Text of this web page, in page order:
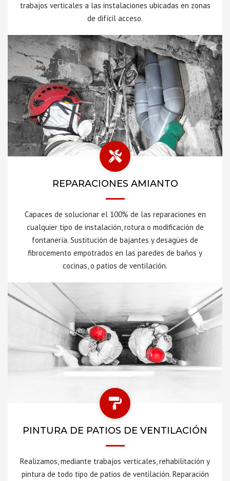
trabajos verticales a las instalaciones ubicadas en zonas
de difícil acceso.
REPARACIONES AMIANTO
Capaces de solucionar el 100% de las reparaciones en
cualquier tipo de instalación, rotura o modificación de
fontanería. Sustitución de bajantes y desagües de
fibrocemento empotrados en las paredes de baños y
cocinas, o patios de ventilación.
PINTURA DE PATIOS DE VENTILACIÓN
Realizamos, mediante trabajos verticales, rehabilitación y
pintura de todo tipo de patios de ventilación. Reparación